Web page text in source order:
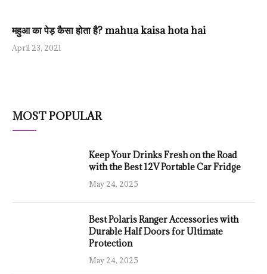
महुआ का पेड़ कैसा होता है? mahua kaisa hota hai
April 23, 2021
MOST POPULAR
Keep Your Drinks Fresh on the Road
with the Best 12V Portable Car Fridge
May 24, 2025
Best Polaris Ranger Accessories with
Durable Half Doors for Ultimate
Protection
May 24, 2025